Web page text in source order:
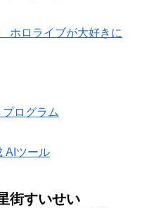
ロライブが大好きに
ログラム
AIツール
街すいせい